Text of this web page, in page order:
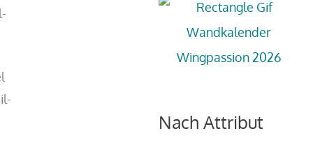
Nach Attribut